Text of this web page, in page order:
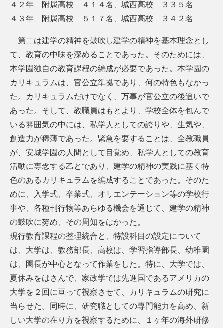
４２年 附属高校 ４１４名、城西高校 ３３５名
４３年 附属高校 ５１７名、城西高校 ３４２名
第二は建学の精神を鼓吹し建学の精神を基本理念とし
て、教育の中味を深めることであった。そのためには、
本学園独自の教育課程の編成が必要であった。本学園の
カリキュラムは、官公立準拠であり、何の特色もなかっ
た。カリキュラムだけでなく、万事が官公立の後追いで
あった。そして、教職員はもとより、学校全体を包んで
いる雰囲気の中には、私学人としての誇りや、生気や、
創造力が稀薄であった。緊急を要することは、全教職員
が、安城学園の人間として目覚め、私学人としての教育
活動に専念する乙とであり、建学の精神の実践に基く特
色のあるカリキュラムを編成することであった。そのた
めに、入学式、卒業式、オリエンテーション等の学校行
事や、各種刊行物等あらゆる機会を通じて、建学の精神
の鼓吹に努め、その周知をはかった。
現行教育課程の整理統合と、特設科目の設定について
は、大学は、教務部長、高校は、学習指導部長、幼稚園
は、園長が中心となって作業をした。特に、大学では、
夏休みをはさんで、家政学では先進国であるアメリカの
大学を２回に亘って視察させて、カリキュラムの研究に
当らせた。同時に、研究職としての専門能力を高め、新
しい大学の在り方を視察するために、１ヶ年の海外研修